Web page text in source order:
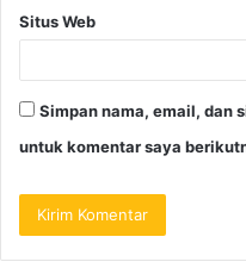
Situs Web
Simpan nama, email, dan
untuk komentar saya